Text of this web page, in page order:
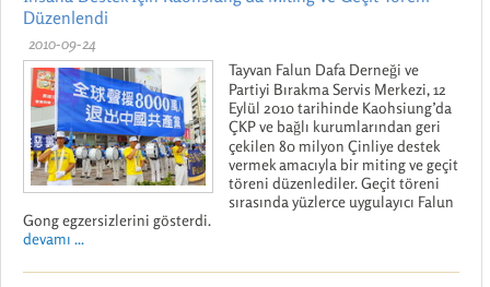
Düzenlendi
2010-09-24
Tayvan Falun Dafa Derneği ve
Partiyi Bırakma Servis Merkezi, 12
Eylül 2010 tarihinde Kaohsiung’da
ÇKP ve bağlı kurumlarından geri
çekilen 80 milyon Çinliye destek
vermek amacıyla bir miting ve geçit
töreni düzenlediler. Geçit töreni
sırasında yüzlerce uygulayıcı Falun
Gong egzersizlerini gösterdi.
devamı ...